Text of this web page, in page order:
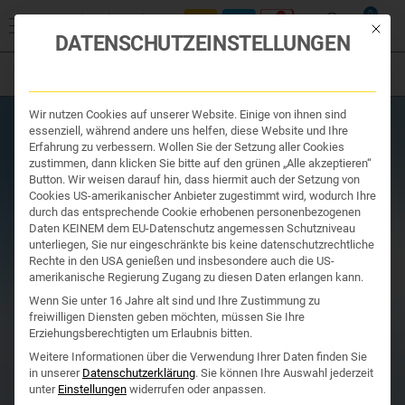
0
Organe & Organ Uhr
Traditionelle Medizin
Nahrungsergänzung
Kosmetik und Hygiene
Ihr Apotheker
Kosmetik und
Hygiene
/ WESTEND NATUR HYALURON SERUM ++
mit hochdosierter Hyaluronsäure
Mit
DATENSCHUTZEINSTELLUNGEN
Wir nutzen Cookies auf unserer Website. Einige von ihnen sind
essenziell, während andere uns helfen, diese Website und Ihre
Erfahrung zu verbessern. Wollen Sie der Setzung aller Cookies
zustimmen, dann klicken Sie bitte auf den grünen „Alle akzeptieren“
Button. Wir weisen darauf hin, dass hiermit auch der Setzung von
Cookies US-amerikanischer Anbieter zugestimmt wird, wodurch Ihre
durch das entsprechende Cookie erhobenen personenbezogenen
Daten KEINEM dem EU-Datenschutz angemessen Schutzniveau
unterliegen, Sie nur eingeschränkte bis keine datenschutzrechtliche
Rechte in den USA genießen und insbesondere auch die US-
amerikanische Regierung Zugang zu diesen Daten erlangen kann.
Wenn Sie unter 16 Jahre alt sind und Ihre Zustimmung zu
freiwilligen Diensten geben möchten, müssen Sie Ihre
Erziehungsberechtigten um Erlaubnis bitten.
Weitere Informationen über die Verwendung Ihrer Daten finden Sie
in unserer Datenschutzerklärung. Sie können Ihre Auswahl jederzeit
unter Einstellungen widerrufen oder anpassen.